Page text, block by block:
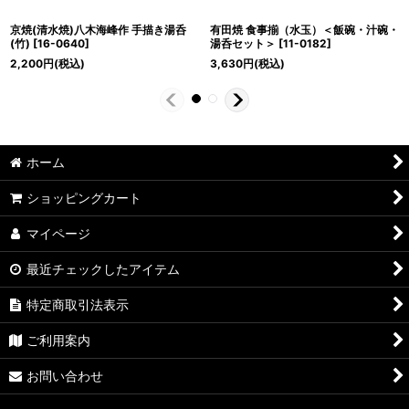
京焼(清水焼)八木海峰作 手描き湯呑
(竹) [16-0640]
2,200円(税込)
有田焼 食事揃（水玉）＜飯碗・汁碗・
湯呑セット＞ [11-0182]
3,630円(税込)
ホーム
ショッピングカート
マイページ
最近チェックしたアイテム
特定商取引法表示
ご利用案内
お問い合わせ